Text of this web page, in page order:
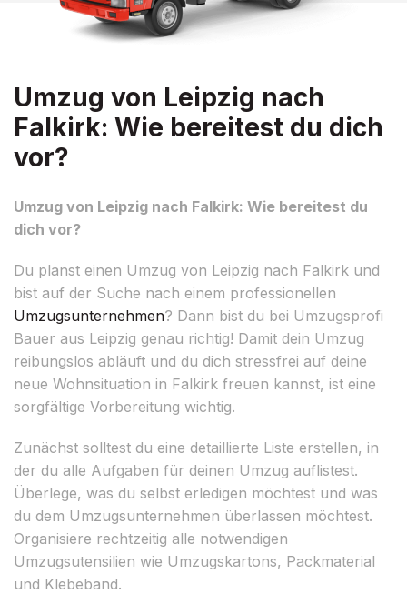
Umzug von Leipzig nach
Falkirk: Wie bereitest du dich
vor?
Umzug von Leipzig nach Falkirk: Wie bereitest du
dich vor?
Du planst einen Umzug von Leipzig nach Falkirk und
bist auf der Suche nach einem professionellen
Umzugsunternehmen? Dann bist du bei Umzugsprofi
Bauer aus Leipzig genau richtig! Damit dein Umzug
reibungslos abläuft und du dich stressfrei auf deine
neue Wohnsituation in Falkirk freuen kannst, ist eine
sorgfältige Vorbereitung wichtig.
Zunächst solltest du eine detaillierte Liste erstellen, in
der du alle Aufgaben für deinen Umzug auflistest.
Überlege, was du selbst erledigen möchtest und was
du dem Umzugsunternehmen überlassen möchtest.
Organisiere rechtzeitig alle notwendigen
Umzugsutensilien wie Umzugskartons, Packmaterial
und Klebeband.